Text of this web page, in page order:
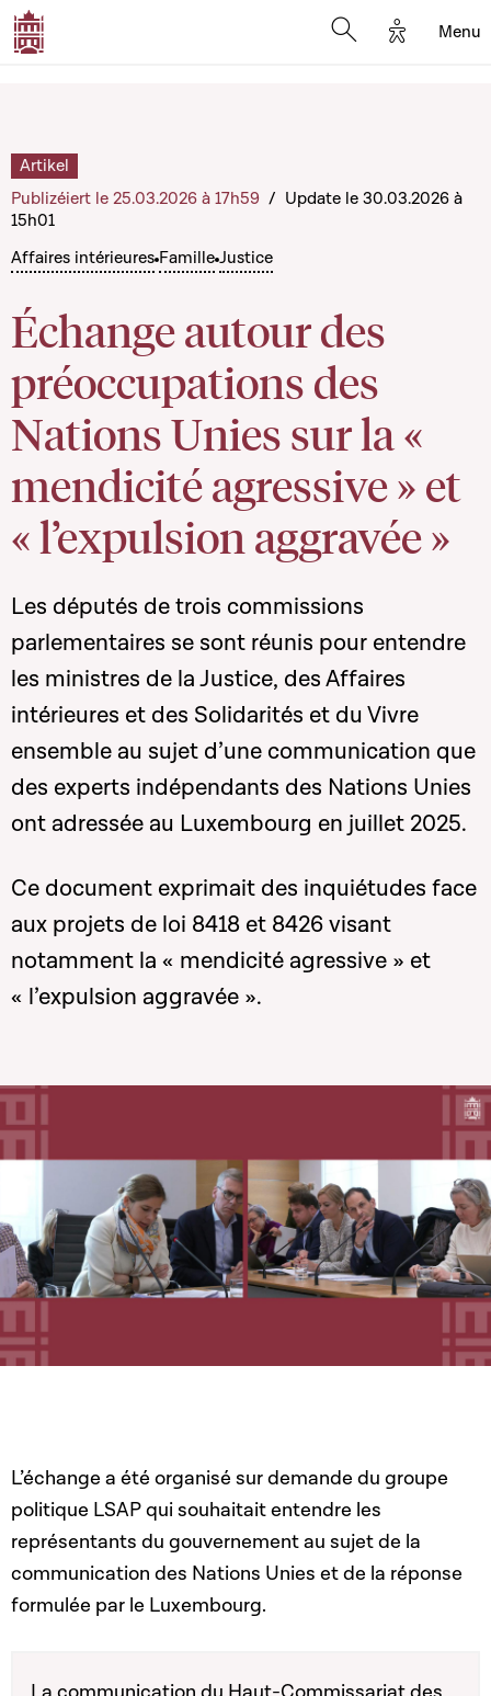
Options
Menu
Affaires intérieures Famille Justice
Échange autour des
préoccupations des
Nations Unies sur la «
mendicité agressive » et
« l’expulsion aggravée »
Artikel
Publizéiert le 25.03.2026 à 17h59 / Update le 30.03.2026 à
15h01
Les députés de trois commissions
parlementaires se sont réunis pour entendre
les ministres de la Justice, des Affaires
intérieures et des Solidarités et du Vivre
ensemble au sujet d’une communication que
des experts indépendants des Nations Unies
ont adressée au Luxembourg en juillet 2025.
Ce document exprimait des inquiétudes face
aux projets de loi 8418 et 8426 visant
notamment la « mendicité agressive » et
« l’expulsion aggravée ».
L’échange a été organisé sur demande du groupe
politique LSAP qui souhaitait entendre les
représentants du gouvernement au sujet de la
communication des Nations Unies et de la réponse
formulée par le Luxembourg.